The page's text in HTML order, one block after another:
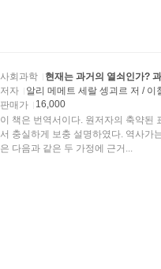
사회과학
현재는 과거의 열쇠인가?
저자
알리 메메트 세랄 셍괴르 저 / 이
판매가
16,000
이 책은 번역서이다. 원저자의 축약된
서 충실하게 보충 설명하였다. 역사가
은 다음과 같은 두 가정에 근거...